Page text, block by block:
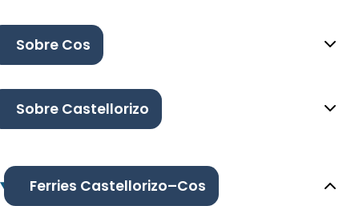
Sobre Cos
Sobre Castellorizo
Ferries Castellorizo–Cos